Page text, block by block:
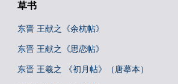
草书
东晋 王献之《余杭帖》
东晋 王献之《思恋帖》
东晋 王羲之 《初月帖》（唐摹本）